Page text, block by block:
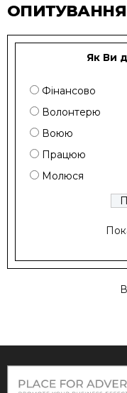
ОПИТУВАННЯ
Як Ви
Фінансово
Волонтерю
Воюю
Працюю
Молюся